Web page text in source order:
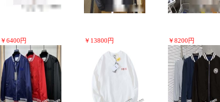
￥ 6400 円 ￥ 13800 円 ￥ 8200 円